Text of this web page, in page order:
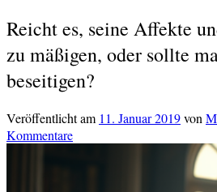
Reicht es, seine Affekte
zu mäßigen, oder sollte
beseitigen?
Veröffentlichtam 11. Januar 2019von
Kommentare